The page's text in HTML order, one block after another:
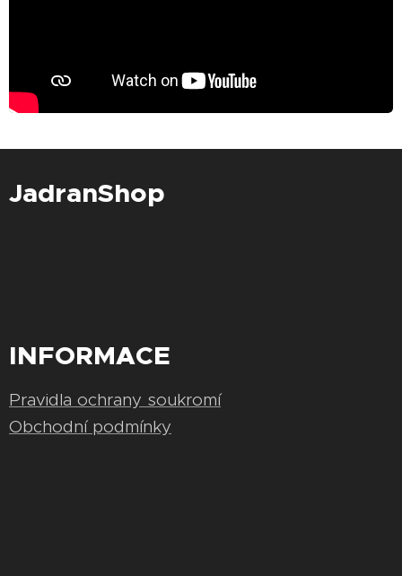
JadranShop
INFORMACE
Pravidla ochrany soukromí
Obchodní podmínky